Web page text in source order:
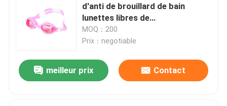
d'anti de brouillard de bain
lunettes libres de
SportSwimming pour des
enfants d'enfants
MOQ：200
Prix：negotiable
meilleur prix Contact